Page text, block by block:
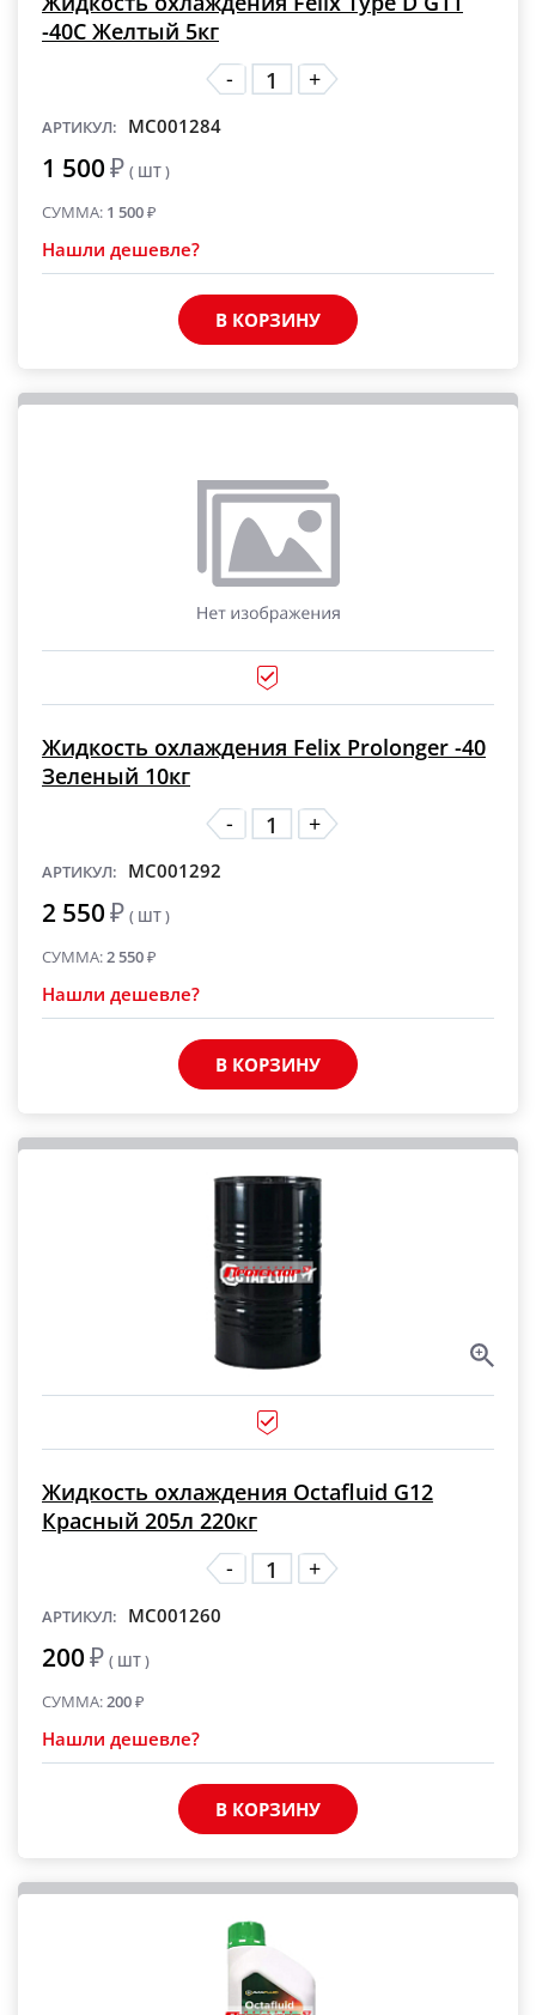
-40C Желтый 5кг
-
+
АРТИКУЛ: MC001284
1 500₽ ( ШТ )
СУММА: 1 500₽
Нашли дешевле?
В КОРЗИНУ
Жидкость охлаждения Felix Prolonger -40
Зеленый 10кг
-
+
АРТИКУЛ: MC001292
2 550₽ ( ШТ )
СУММА:2 550₽
Нашли дешевле?
В КОРЗИНУ
Жидкость охлаждения Octafluid G12
Красный 205л 220кг
-
+
АРТИКУЛ: MC001260
200₽ ( ШТ )
СУММА:200₽
Нашли дешевле?
В КОРЗИНУ